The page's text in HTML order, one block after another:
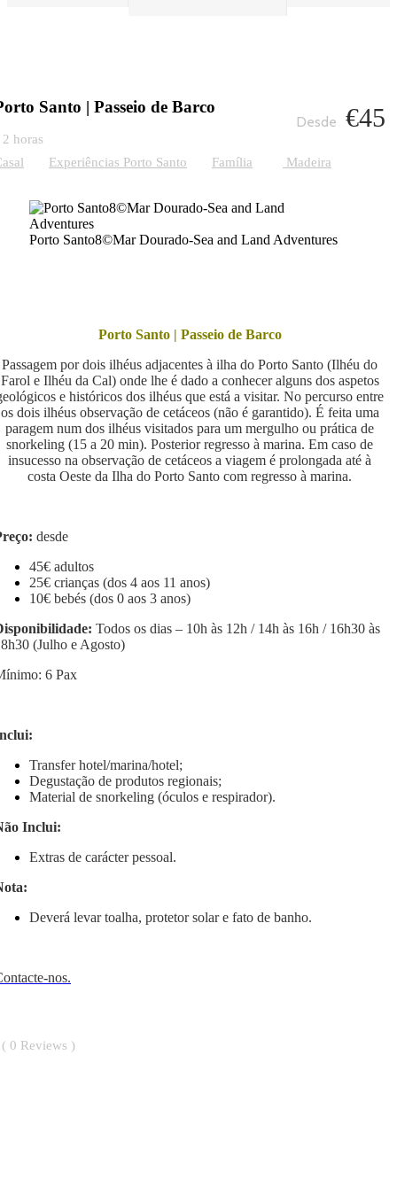
Santo | Passeio de Barco €45
2 horas
Experiências Porto Santo Família Madeira
Porto Santo8©Mar Dourado-Sea and Land Adventures
Porto Santo | Passeio de Barco
Passagem por dois ilhéus adjacentes à ilha do Porto Santo (Ilhéu do
Farol e Ilhéu da Cal) onde lhe é dado a conhecer alguns dos aspetos
e históricos dos ilhéus que está a visitar. No percurso entre
os dois ilhéus observação de cetáceos (não é garantido). É feita uma
paragem num dos ilhéus visitados para um mergulho ou prática de
snorkeling (15 a 20 min). Posterior regresso à marina. Em caso de
insucesso na observação de cetáceos a viagem é prolongada até à
costa Oeste da Ilha do Porto Santo com regresso à marina.
desde
45€ adultos
25€ crianças (dos 4 aos 11 anos)
10€ bebés (dos 0 aos 3 anos)
Todos os dias – 10h às 12h / 14h às 16h / 16h30 às
(Julho e Agosto)
6 Pax
Transfer hotel/marina/hotel;
Degustação de produtos regionais;
Material de snorkeling (óculos e respirador).
Inclui:
Extras de carácter pessoal.
Deverá levar toalha, protetor solar e fato de banho.
nos.
0 Reviews